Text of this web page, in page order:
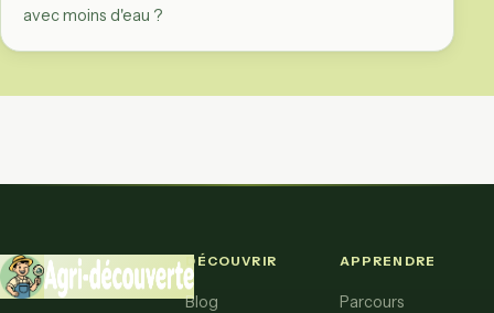
avec moins d'eau ?
DÉCOUVRIR
Blog
APPRENDRE
Parcours